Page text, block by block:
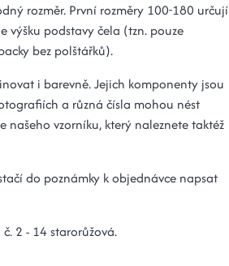
rozměr. První rozměry 100-180 určují
výšku podstavy čela (tzn. pouze
bez polštářků).
i barevně. Jejich komponenty jsou
a různá čísla mohou nést
našeho vzorníku, který naleznete taktéž
do poznámky k objednávce napsat
2 - 14 starorůžová.